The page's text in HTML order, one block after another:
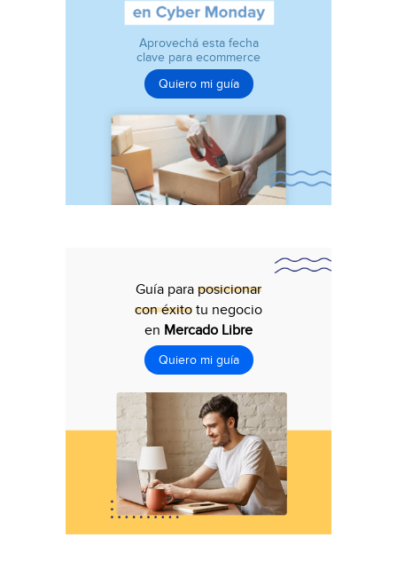
Aprovechá esta fecha
clave para ecommerce
Quiero mi guía
Guía para posicionar
con éxito tu negocio
en Mercado Libre
Quiero mi guía